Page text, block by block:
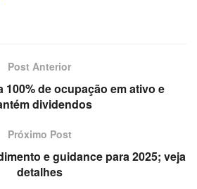
Post Anterior
100% de ocupação em ativo e
dividendos
Próximo Post
e guidance para 2025; veja
detalhes